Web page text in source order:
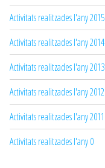
Activitats realitzades l'any 2015
Activitats realitzades l'any 2014
Activitats realitzades l'any 2013
Activitats realitzades l'any 2012
Activitats realitzades l'any 2011
Activitats realitzades l'any 0